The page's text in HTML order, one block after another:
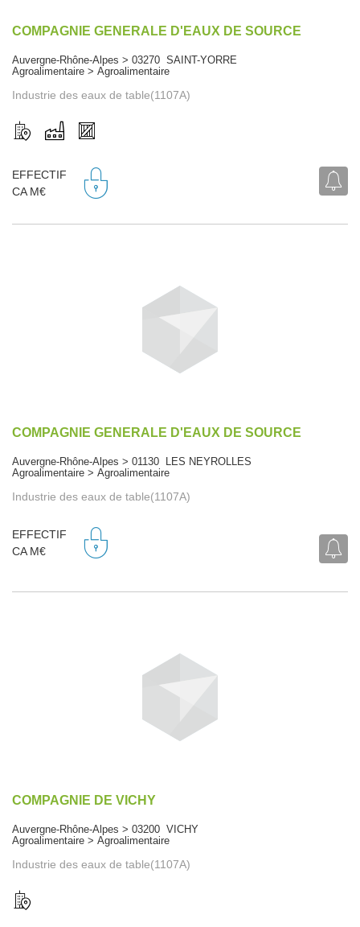
COMPAGNIE GENERALE D'EAUX DE SOURCE
Auvergne-Rhône-Alpes > 03270 SAINT-YORRE
Agroalimentaire > Agroalimentaire
Industrie des eaux de table(1107A)
EFFECTIF
CA M€
COMPAGNIE GENERALE D'EAUX DE SOURCE
Auvergne-Rhône-Alpes > 01130 LES NEYROLLES
Agroalimentaire > Agroalimentaire
Industrie des eaux de table(1107A)
EFFECTIF
CA M€
COMPAGNIE DE VICHY
Auvergne-Rhône-Alpes > 03200 VICHY
Agroalimentaire > Agroalimentaire
Industrie des eaux de table(1107A)